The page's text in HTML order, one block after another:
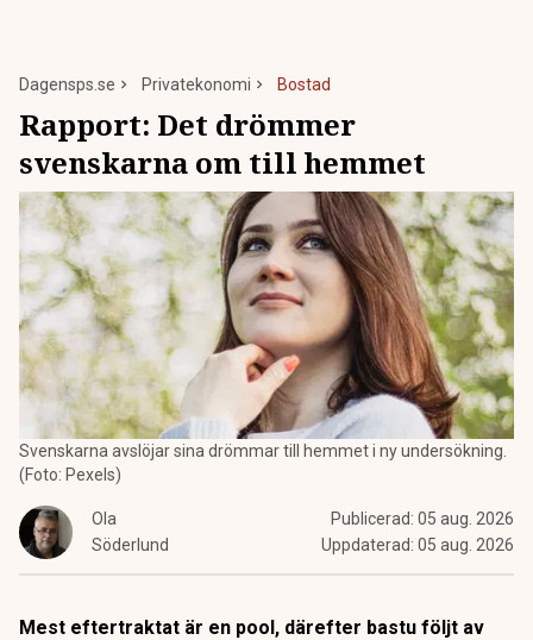
Dagensps.se Privatekonomi Bostad
Rapport: Det drömmer
svenskarna om till hemmet
Svenskarna avslöjar sina drömmar till hemmet i ny undersökning.
(Foto: Pexels)
Ola
Söderlund
Publicerad: 05 aug. 2026
Uppdaterad: 05 aug. 2026
Mest eftertraktat är en pool, därefter bastu följt av